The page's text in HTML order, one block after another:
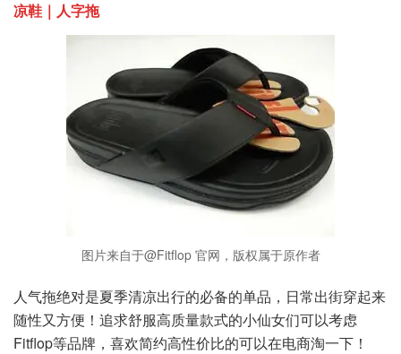
凉鞋｜人字拖
图片来自于@Fitflop 官网，版权属于原作者
人气拖绝对是夏季清凉出行的必备的单品，日常出街穿起来
随性又方便！追求舒服高质量款式的小仙女们可以考虑
Fitflop等品牌，喜欢简约高性价比的可以在电商淘一下！